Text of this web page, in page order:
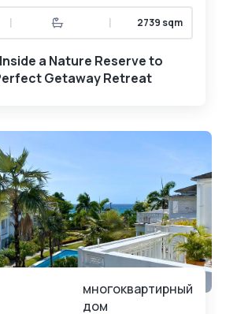
| | 2739 sqm
a Nature Reserve to
Getaway Retreat
многоквартирный
дом